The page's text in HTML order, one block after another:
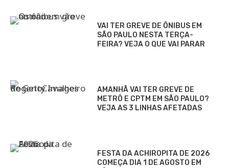
VAI TER GREVE DE ÔNIBUS EM
SÃO PAULO NESTA TERÇA-
FEIRA? VEJA O QUE VAI PARAR
AMANHÃ VAI TER GREVE DE
METRÔ E CPTM EM SÃO PAULO?
VEJA AS 3 LINHAS AFETADAS
FESTA DA ACHIROPITA DE 2026
COMEÇA DIA 1 DE AGOSTO EM